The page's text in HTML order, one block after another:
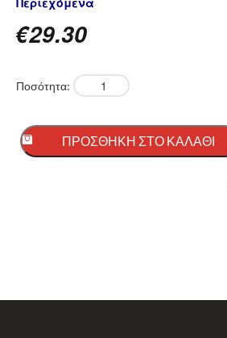
€29.30
Ποσότητα:
ΠΡΟΣΘΉΚΗ ΣΤΟ ΚΑΛΆΘΙ